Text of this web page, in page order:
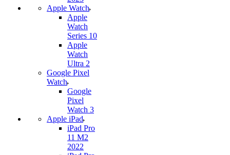
Apple Watch
Apple
Watch
Series 10
Apple
Watch
Ultra 2
Google Pixel
Watch
Google
Pixel
Watch 3
Apple iPad
iPad Pro
11 M2
2022